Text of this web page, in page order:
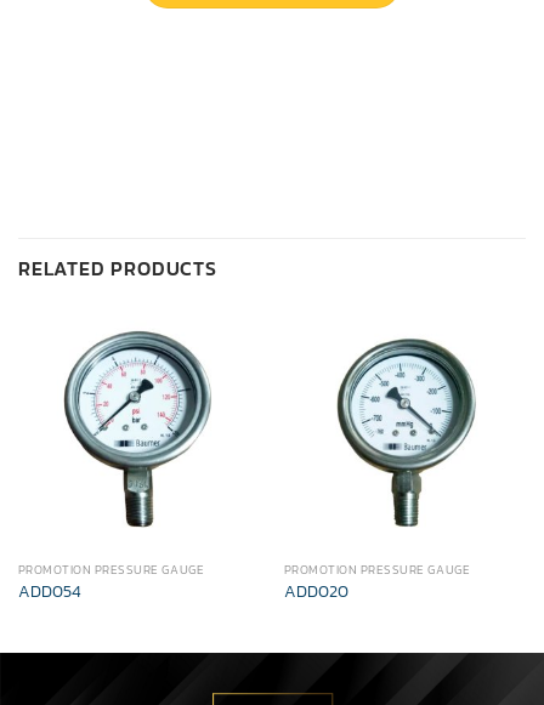
RELATED PRODUCTS
PROMOTION PRESSURE GAUGE
ADD054
PROMOTION PRESSURE GAUGE
ADD020